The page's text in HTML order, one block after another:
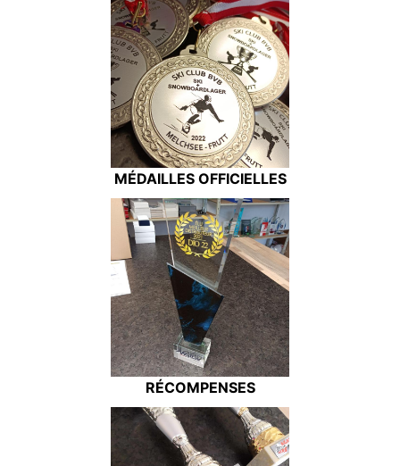
MÉDAILLES OFFICIELLES
RÉCOMPENSES